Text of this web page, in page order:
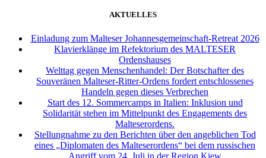
AKTUELLES
Einladung zum Malteser Johannesgemeinschaft-Retreat 2026
Klavierklänge im Refektorium des MALTESER
Ordenshauses
Welttag gegen Menschenhandel: Der Botschafter des
Souveränen Malteser-Ritter-Ordens fordert entschlossenes
Handeln gegen dieses Verbrechen
Start des 12. Sommercamps in Italien: Inklusion und
Solidarität stehen im Mittelpunkt des Engagements des
Malteserordens.
Stellungnahme zu den Berichten über den angeblichen Tod
eines „Diplomaten des Malteserordens“ bei dem russischen
Angriff vom 24. Juli in der Region Kiew